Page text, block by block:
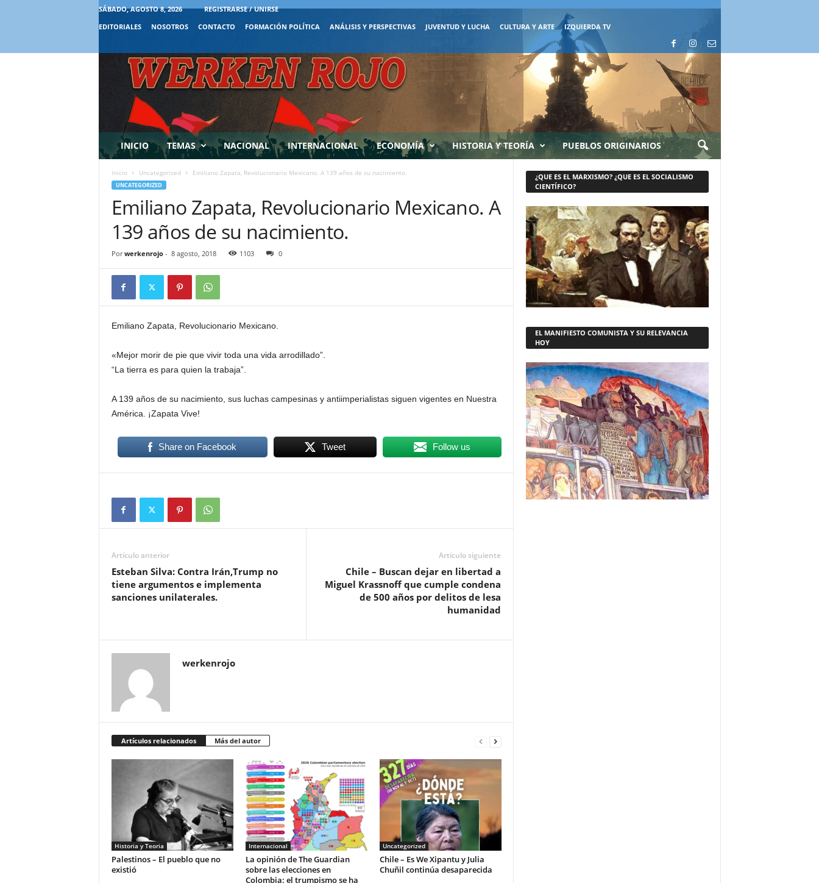
SÁBADO, AGOSTO 8, 2026
REGISTRARSE / UNIRSE
EDITORIALES
NOSOTROS CONTACTO FORMACIÓN POLÍTICA ANÁLISIS Y PERSPECTIVAS JUVENTUD Y LUCHA CULTURA Y ARTE IZQUIERDA TV
INICIO TEMAS NACIONAL INTERNACIONAL ECONOMÍA HISTORIA Y TEORÍA PUEBLOS ORIGINARIOS
Inicio Uncategorized Emiliano Zapata, Revolucionario Mexicano. A 139 años de su nacimiento.
UNCATEGORIZED
Emiliano Zapata, Revolucionario Mexicano. A
139 años de su nacimiento.
Por werkenrojo- 8 agosto, 2018 1103 0
Emiliano Zapata, Revolucionario Mexicano.
«Mejor morir de pie que vivir toda una vida arrodillado”.
“La tierra es para quien la trabaja”.
A 139 años de su nacimiento, sus luchas campesinas y antiimperialistas siguen vigentes en Nuestra
América. ¡Zapata Vive!
Share on Facebook Tweet Follow us
Artículo anterior
Esteban Silva: Contra Irán,Trump no
tiene argumentos e implementa
sanciones unilaterales.
Artículo siguiente
Chile – Buscan dejar en libertad a
Miguel Krassnoff que cumple condena
de 500 años por delitos de lesa
humanidad
werkenrojo
Artículos relacionados Más del autor
Historia y Teoria
Palestinos – El pueblo que no
existió
Internacional
La opinión de The Guardian
sobre las elecciones en
Colombia: el trumpismo se ha
Uncategorized
Chile – Es We Xipantu y Julia
Chuñil continúa desaparecida
¿QUE ES EL MARXISMO? ¿QUE ES EL SOCIALISMO
CIENTÍFICO?
EL MANIFIESTO COMUNISTA Y SU RELEVANCIA
HOY